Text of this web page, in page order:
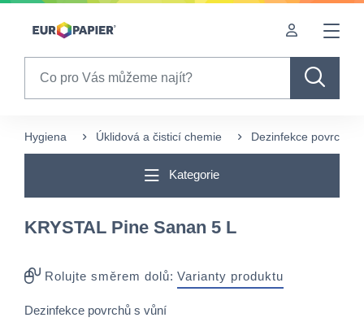
Table Of Content
Hygiena Úklidová a čisticí chemie Dezinfekce povrchů
Kategorie
KRYSTAL Pine Sanan 5 L
Rolujte směrem dolů: Varianty produktu
Dezinfekce povrchů s vůní